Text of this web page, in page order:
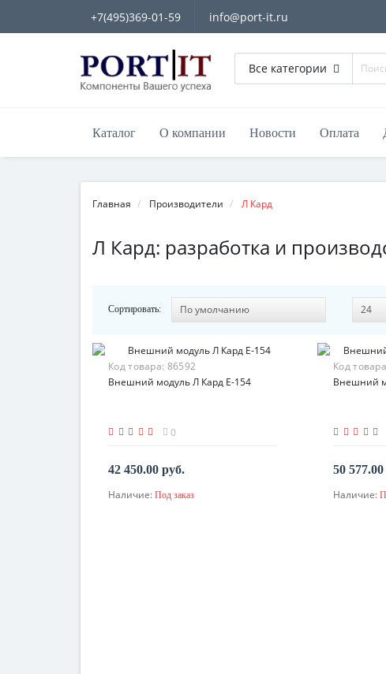
+7(495)369-01-59 info@port-it.ru
Все категории
Каталог О компании Новости Оплата
Главная Производители Л Кард
Л Кард: разработка и
Сортировать:
Код товара: 86592
Внешний модуль Л Кард E-154
0
42 450.00 руб.
По запросу
Наличие: Под заказ
Код
Внешний
50
По
Наличие: